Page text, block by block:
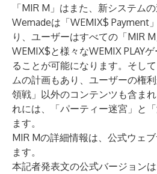
「MIR M」はまた、新システム
Wemadeは「WEMIX$ Payment
り、ユーザーはすべての「MIR
WEMIX$と様々なWEMIX PLAY
ることが可能になります。そし
ムの計画もあり、ユーザーの権
領戦」以外のコンテンツも含ま
れには、「パーティー迷宮」と
ます。
MIR Mの詳細情報は、 公式ウェブ
ます。
本記者発表文の公式バージョン